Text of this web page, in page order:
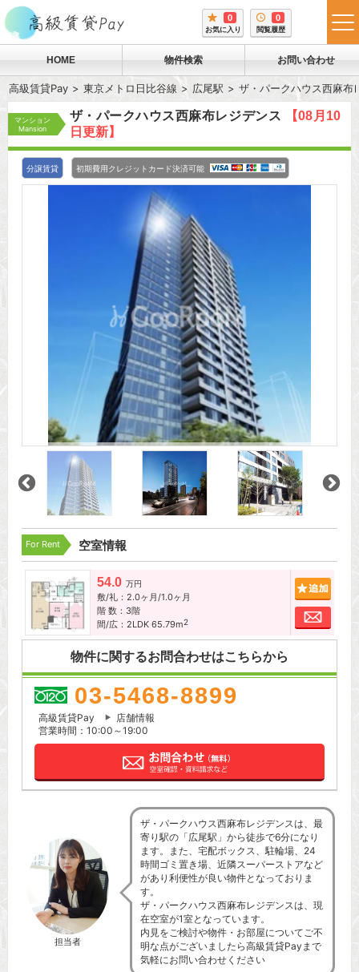
0
お気に入り
0
閲覧履歴
HOME 物件検索 お問い合わせ
高級賃貸Pay 東京メトロ日比谷線 広尾駅 ザ・パークハウス西麻布
マンション
Mansion
ザ・パークハウス西麻布レジデンス
【08月10
日更新】
分譲賃貸 初期費用クレジットカード決済可能
For Rent 空室情報
54.0 万円
敷/礼：2.0ヶ月/1.0ヶ月
階 数：3階
間/広：2LDK 65.79m2
お問
物件に関するお問合わせはこちらから
03-5468-8899
高級賃貸Pay
店舗情報
営業時間：10:00～19:00
担当者
ザ・パークハウス西麻布レジデンスは、最
寄り駅の「広尾駅」から徒歩で6分になり
ます。また、宅配ボックス、駐輪場、24
時間ゴミ置き場、近隣スーパーストアなど
があり利便性が良い物件となっておりま
す。
ザ・パークハウス西麻布レジデンスは、現
在空室が1室となっています。
内見をご検討や物件・お部屋についてご不
明な点がございましたら高級賃貸Payまで
気軽にお問い合わせください